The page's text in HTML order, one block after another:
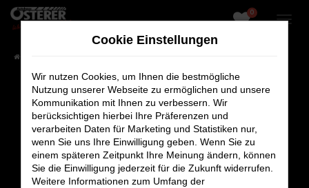
Zum
0
Fehler: Network Error
Beim Laden ist ein Fehler aufgetreten.
Hier sind ein paar Tipps, die dir helfen können:
Cookie Einstellungen
Wir nutzen Cookies, um Ihnen die bestmögliche
Nutzung unserer Webseite zu ermöglichen und unsere
Kommunikation mit Ihnen zu verbessern. Wir
berücksichtigen hierbei Ihre Präferenzen und
verarbeiten Daten für Marketing und Statistiken nur,
wenn Sie uns Ihre Einwilligung geben. Wenn Sie zu
einem späteren Zeitpunkt Ihre Meinung ändern, können
Sie die Einwilligung jederzeit für die Zukunft widerrufen.
Weitere Informationen zum Umfang der